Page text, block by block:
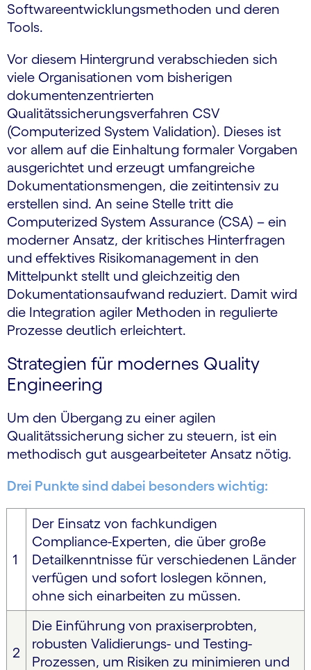
Softwareentwicklungsmethoden und deren
Tools.
Vor diesem Hintergrund verabschieden sich
viele Organisationen vom bisherigen
dokumentenzentrierten
Qualitätssicherungsverfahren CSV
(Computerized System Validation). Dieses ist
vor allem auf die Einhaltung formaler Vorgaben
ausgerichtet und erzeugt umfangreiche
Dokumentationsmengen, die zeitintensiv zu
erstellen sind. An seine Stelle tritt die
Computerized System Assurance (CSA) – ein
moderner Ansatz, der kritisches Hinterfragen
und effektives Risikomanagement in den
Mittelpunkt stellt und gleichzeitig den
Dokumentationsaufwand reduziert. Damit wird
die Integration agiler Methoden in regulierte
Prozesse deutlich erleichtert.
Strategien für modernes Quality
Engineering
Um den Übergang zu einer agilen
Qualitätssicherung sicher zu steuern, ist ein
methodisch gut ausgearbeiteter Ansatz nötig.
Drei Punkte sind dabei besonders wichtig:
1
Der Einsatz von fachkundigen
Compliance-Experten, die über große
Detailkenntnisse für verschiedenen Länder
verfügen und sofort loslegen können,
ohne sich einarbeiten zu müssen.
2
Die Einführung von praxiserprobten,
robusten Validierungs- und Testing-
Prozessen, um Risiken zu minimieren und